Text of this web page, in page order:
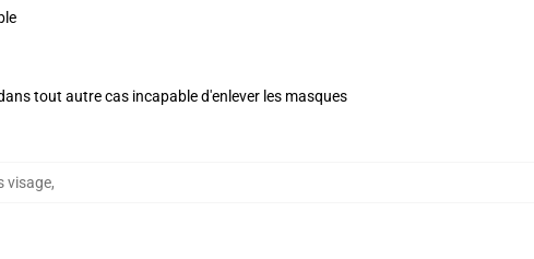
tout autre cas incapable d'enlever les masques
visage,